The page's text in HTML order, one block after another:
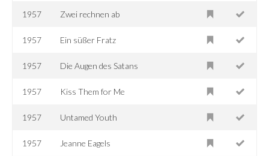
1957 Zwei rechnen ab
1957 Ein süßer Fratz
1957 Die Augen des Satans
1957 Kiss Them for Me
1957 Untamed Youth
1957 Jeanne Eagels